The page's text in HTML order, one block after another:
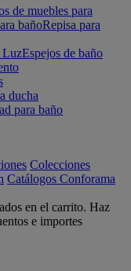
de muebles para
bañoRepisa para
LuzEspejos de baño
ducha
para baño
Colecciones
Catálogos Conforama
en el carrito. Haz
e importes